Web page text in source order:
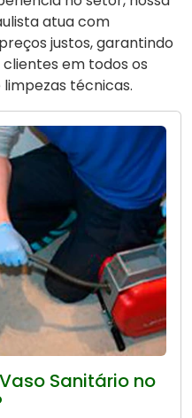
atua com
justos, garantindo
em todos os
técnicas.
Sanitário no